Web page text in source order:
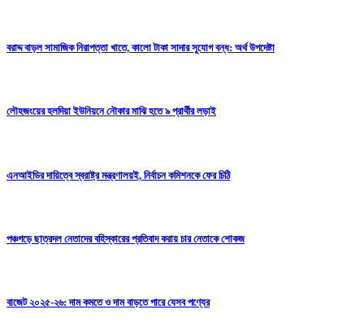
বরাদ্দ বাড়ল সামাজিক নিরাপত্তা খাতে, কালো টাকা সাদার সুযোগ বন্ধ: অর্থ উপদেষ্টা
লৌহজংয়ের হলদিয়া ইউনিয়নে নৌকার মাঝি হতে ৯ প্রার্থীর লড়াই
এনআইডির দায়িত্বে স্বরাষ্ট্র মন্ত্রণালয়ই, নির্বাচন কমিশনকে ফের চিঠি
পঞ্চগড়ে ছাত্রদল নেতাদের বহিস্কারের প্রতিবাদ করায় চার নেতাকে শোকজ
বাজেট ২০২৫-২৬: দাম কমতে ও দাম বাড়তে পারে যেসব পণ্যের